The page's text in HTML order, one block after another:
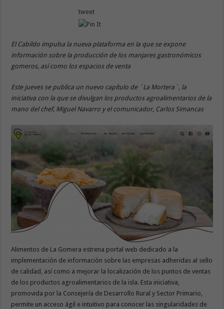
tweet
El Cabildo impulsa la nueva plataforma en la que se expone
información sobre la producción de los manjares gastronómicos
gomeros, así como los espacios de venta
Este jueves se publica un nuevo capítulo de ´La Mortera`, la
iniciativa con la que se divulgan los productos agroalimentarios de la
mano del chef, Miguel Navarro y el comunicador, Carlos Simancas
Alimentos de La Gomera estrena portal web dedicado a la
implementación de información sobre las empresas adheridas al sello
de calidad, así como a mejorar la localización de los puntos de ventas
de los productos agroalimentarios de la isla. Esta iniciativa,
promovida por la Consejería de Desarrollo Rural y Sector Primario,
permite un acceso ágil e intuitivo para conocer las singularidades de